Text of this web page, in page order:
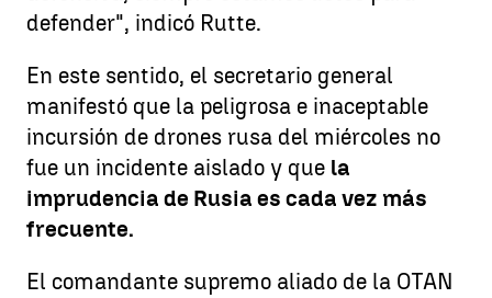
defender", indicó Rutte.
En este sentido, el secretario general
manifestó que la peligrosa e inaceptable
incursión de drones rusa del miércoles no
fue un incidente aislado y que la
imprudencia de Rusia es cada vez más
frecuente.
El comandante supremo aliado de la OTAN